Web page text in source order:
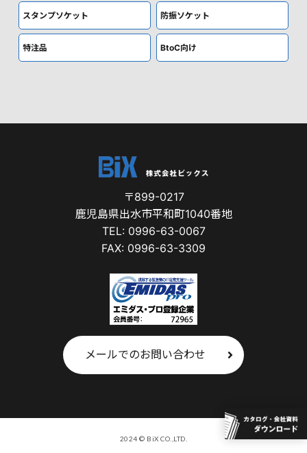
スタンプソケット 防振ソケット
特注品 BtoC向け
〒899-0217
鹿児島県出水市平和町1040番地
TEL: 0996-63-0067
FAX: 0996-63-3309
メールでのお問い合わせ
2024 © BiX CO.,LTD.